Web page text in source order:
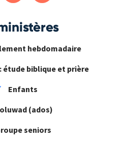
hebdomadaire
étude biblique et prière
Enfants
(ados)
seniors